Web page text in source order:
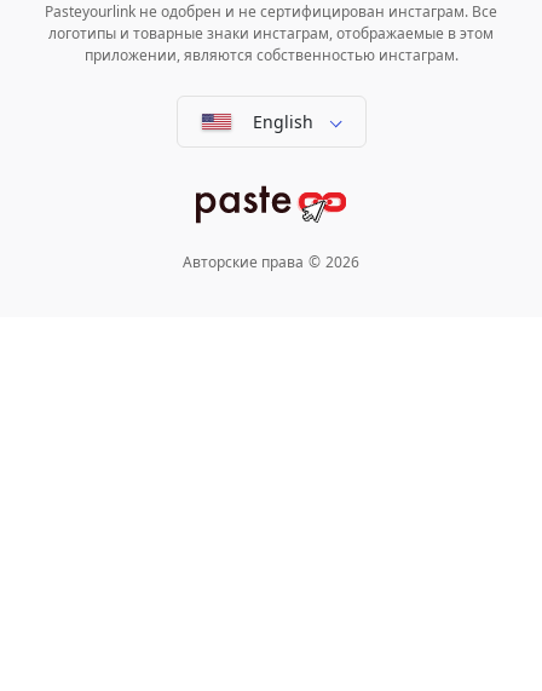
English
Авторские права © 2026
Pasteyourlink не одобрен и не сертифицирован инстаграм. Все
логотипы и товарные знаки инстаграм, отображаемые в этом
приложении, являются собственностью инстаграм.